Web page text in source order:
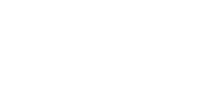
当先锋、树旗帜、作表率，筑牢疫情防控